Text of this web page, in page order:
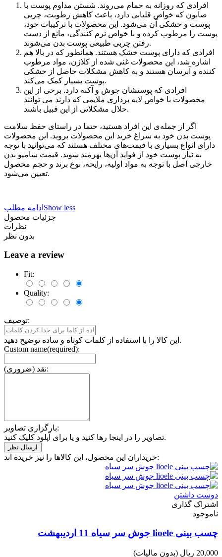
افرادی که روزانه به حمام می‌روند. شستن مداوم پوست با
صابون که خواص قلیابی دارد، باعث کاهش رطوبت، چربی
پوست و خشکی آن می‌شود. این محصولات با ترکیبات خود،
پوست را مرطوب کرده و با خواص نرم کنندگی، مانع از دست
رفتن چربی طبیعی پوست بدن می‌شوند.
افرادی که دارای پوست خشک هستند. همانطور که در بالا هم
اشاره شد، این محصولات غنی شده از کلاژن، مواد مرطوب
کننده و آبرسان هستند و به کاهش مشکلات حاصل از خشکی
پوست بسیار کمک می‌کند.
افرادی که پوستشان جوش و آکنه دارد. برخی از این
محصولات با خواص لایه برداری ملایمی که دارند می توانند
حلال مشکلاتی از این قبیل باشند.
اگر از جمله‌ی این افراد هستید، حتما در راستای حفظ سلامت
پوست بدن خود به سراغ خرید این محصولات بروید. این محصولات
دارای انواع بسیاری با قیمت‌های مختلف هستند که می‌توانید با توجه
به نیاز پوست خود از فواید آن‌ها بهرمند شوید. قیمت شامپو بدن
خارجی اصل با توجه به مواد اولیه، رایحه، نوع برند و حجم محصول
تعیین می‌شود.
ادامه مطلب Show less
جزئیات محصول
نظرات
بدون نظر
Leave a review
Fit:
Quality:
توصیف:
این کالا را با استفاده از کلمات کوتاه و ساده توضیح دهید.
Custom name(required):
نقد (ضروری):
بارگزاری تصاویر:
تصاویر را در اینجا رها کنید و یا برای آپلود کلیک کنید.
خریداران این محصول، این کالاها را نیز خریده اند:
دوست داشتن
اشتراک گذاری
ناموجود
چسب بینی lioele جوش سر سیاه 11 اردیبهشت
20,000 ریال (بدون مالیات)